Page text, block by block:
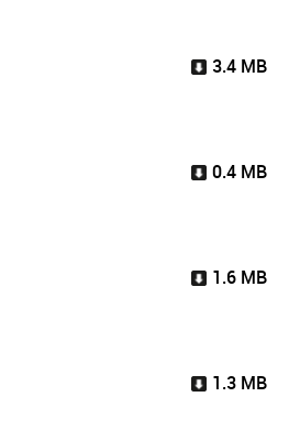
3.4 MB
0.4 MB
1.6 MB
1.3 MB